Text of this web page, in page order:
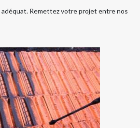
Remettez votre projet entre nos